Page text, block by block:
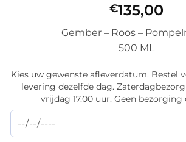
€135,00
Gember – Roos –
500 ML
Kies uw gewenste afleverdatum. Bestel
levering dezelfde dag.
vrijdag 17.00 uur. Geen bezorging